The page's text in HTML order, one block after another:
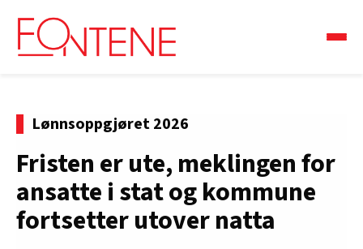
Lønnsoppgjøret 2026
Fristen er ute, meklingen for
ansatte i stat og kommune
fortsetter utover natta